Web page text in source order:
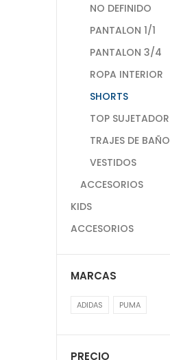
NO DEFINIDO
PANTALON 1/1
PANTALON 3/4
ROPA INTERIOR
SHORTS
TOP SUJETADOR
TRAJES DE BAÑO
VESTIDOS
ACCESORIOS
KIDS
ACCESORIOS
MARCAS
ADIDAS PUMA
PRECIO